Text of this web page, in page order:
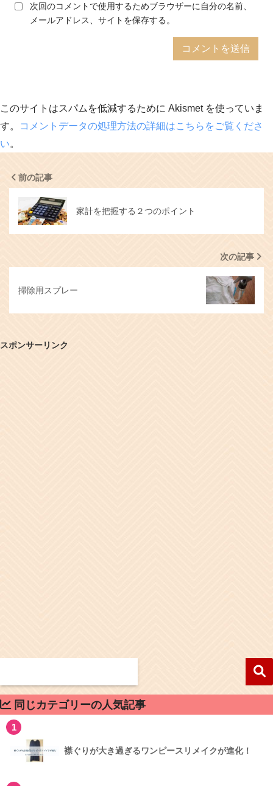
次回のコメントで使用するためブラウザーに自分の名前、
メールアドレス、サイトを保存する。
このサイトはスパムを低減するために Akismet を使っていま
す。
コメントデータの処理方法の詳細はこちらをご覧くださ
い。
前の記事
家計を把握する２つのポイント
次の記事
掃除用スプレー
スポンサーリンク
同じカテゴリーの人気記事
1
襟ぐりが大き過ぎるワンピースリメイクが進化！